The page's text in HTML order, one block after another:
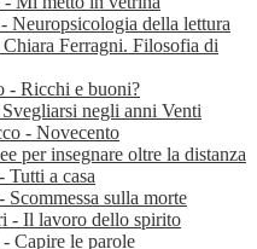
Neuropsicologia della lettura
Ferragni. Filosofia di
- Ricchi e buoni?
negli anni Venti
- Novecento
per insegnare oltre la distanza
Tutti a casa
sulla morte
- Il lavoro dello spirito
Capire le parole